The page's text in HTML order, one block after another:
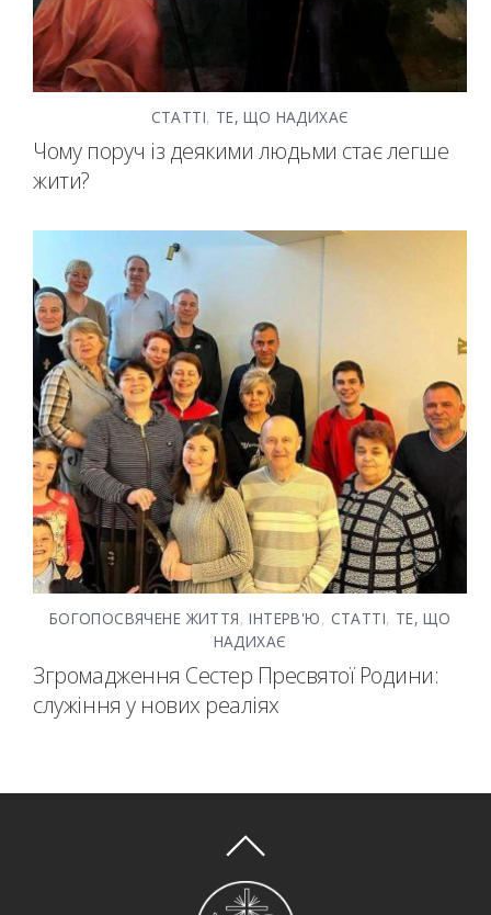
СТАТТІ, ТЕ, ЩО НАДИХАЄ
Чому поруч із деякими людьми стає легше
жити?
БОГОПОСВЯЧЕНЕ ЖИТТЯ,ІНТЕРВ'Ю, СТАТТІ, ТЕ, ЩО
НАДИХАЄ
Згромадження Сестер Пресвятої Родини:
служіння у нових реаліях